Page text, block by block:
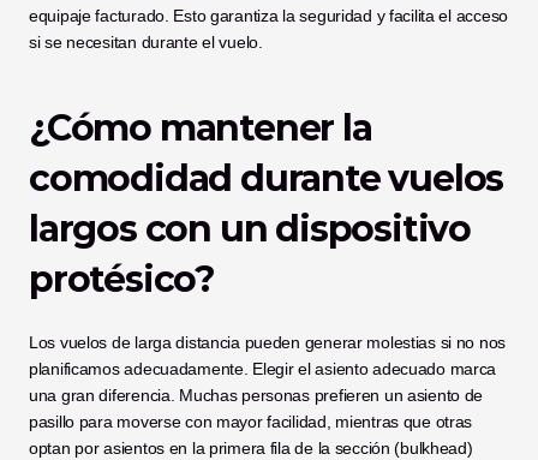
equipaje facturado. Esto garantiza la seguridad y facilita el acceso
si se necesitan durante el vuelo.
¿Cómo mantener la
comodidad durante vuelos
largos con un dispositivo
protésico?
Los vuelos de larga distancia pueden generar molestias si no nos
planificamos adecuadamente. Elegir el asiento adecuado marca
una gran diferencia. Muchas personas prefieren un asiento de
pasillo para moverse con mayor facilidad, mientras que otras
optan por asientos en la primera fila de la sección (bulkhead)